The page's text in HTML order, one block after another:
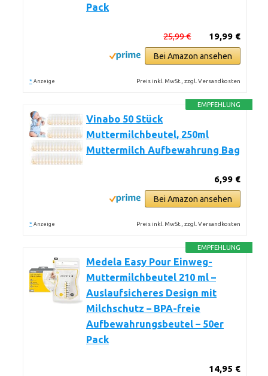
Pack
19,99 €
25,99 €
Bei Amazon ansehen
* Anzeige Preis inkl. MwSt., zzgl. Versandkosten
EMPFEHLUNG
Vinabo 50 Stück
Muttermilchbeutel, 250ml
Muttermilch Aufbewahrung Bag
6,99 €
Bei Amazon ansehen
* Anzeige Preis inkl. MwSt., zzgl. Versandkosten
EMPFEHLUNG
Medela Easy Pour Einweg-
Muttermilchbeutel 210 ml –
Auslaufsicheres Design mit
Milchschutz – BPA-freie
Aufbewahrungsbeutel – 50er
Pack
14,95 €